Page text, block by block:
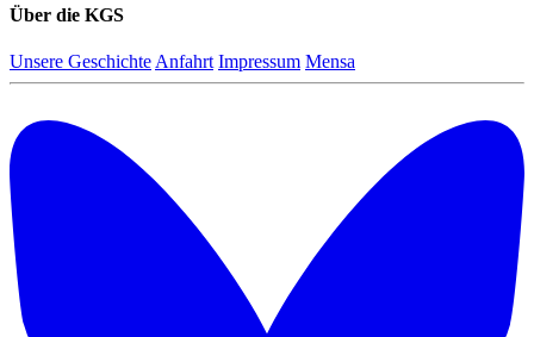
Über die KGS
Unsere Geschichte Anfahrt Impressum Mensa